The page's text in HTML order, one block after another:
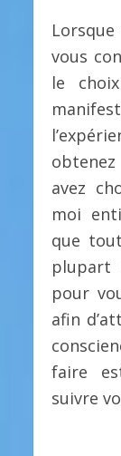
vous
le
avez
moi
que
plupart
pour
afin
faire
suivre